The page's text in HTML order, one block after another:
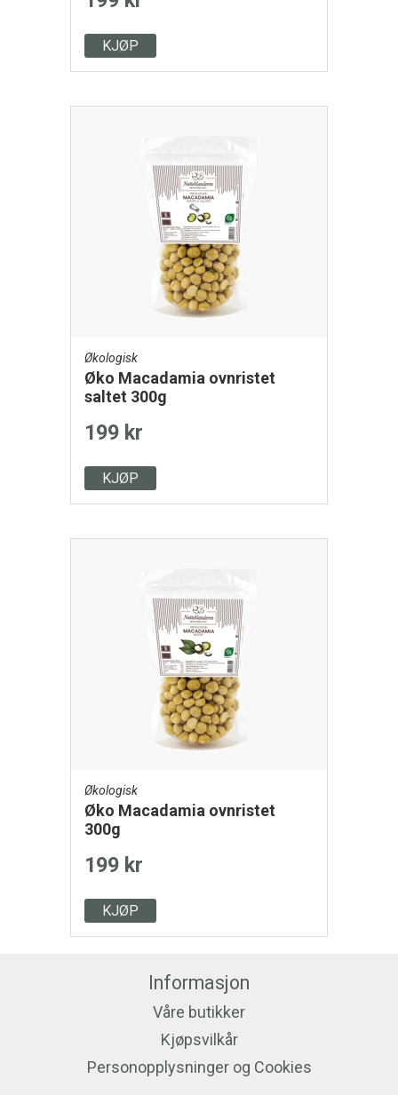
KJØP
Økologisk
Øko Macadamia ovnristet
saltet 300g
199 kr
KJØP
Økologisk
Øko Macadamia ovnristet
300g
199 kr
KJØP
Informasjon
Våre butikker
Kjøpsvilkår
Personopplysninger og Cookies